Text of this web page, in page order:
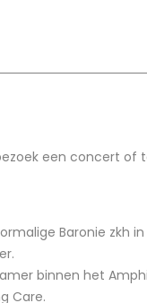
een concert of
Baronie zkh in
binnen het
Care.